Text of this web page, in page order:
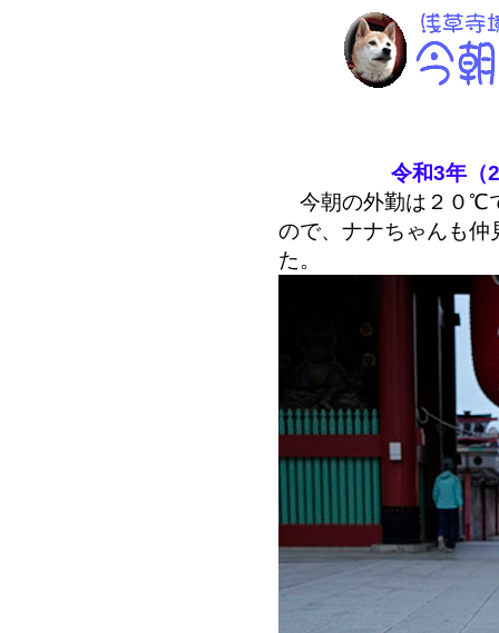
令和3年（
今朝の外勤は２０℃
ので、ナナちゃんも仲
た。